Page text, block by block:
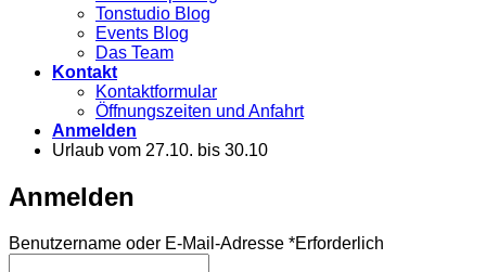
Tonstudio Blog
Events Blog
Das Team
Kontakt
Kontaktformular
Öffnungszeiten und Anfahrt
Anmelden
Urlaub vom 27.10. bis 30.10
Anmelden
Benutzername oder E-Mail-Adresse *Erforderlich